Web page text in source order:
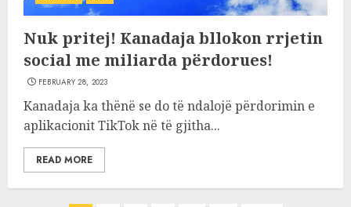
Nuk pritej! Kanadaja bllokon rrjetin
social me miliarda përdorues!
FEBRUARY 28, 2023
Kanadaja ka thënë se do të ndalojë përdorimin e
aplikacionit TikTok në të gjitha...
READ MORE